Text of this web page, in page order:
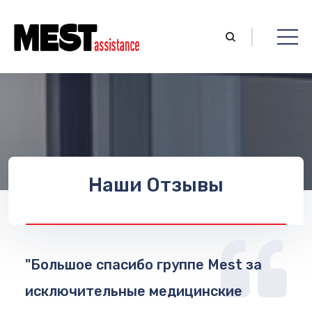
Наши Отзывы
за
"Я хотел бы выразить
благодарность всем сотрудникам